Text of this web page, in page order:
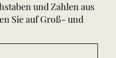
und Zahlen aus
Sie auf Groß- und